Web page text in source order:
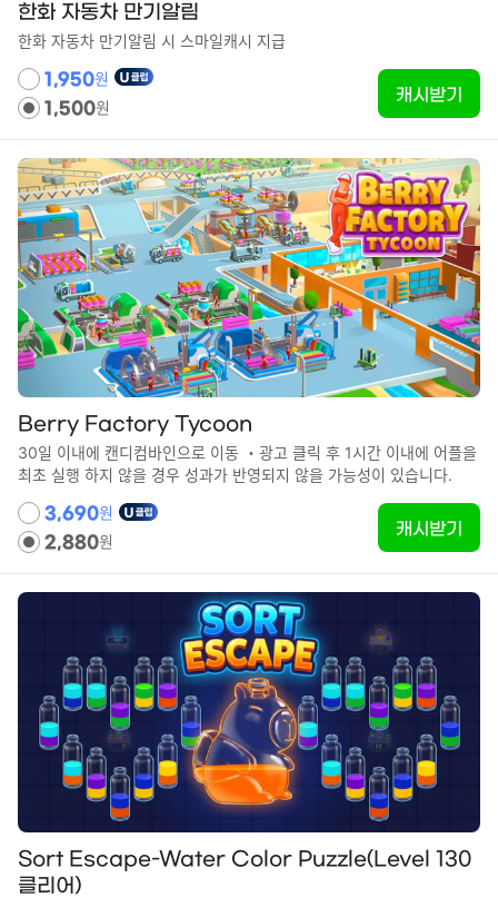
한화 자동차 만기알림
한화 자동차 만기알림 시 스마일캐시 지급
1,950원
1,500원
캐시받기
Berry Factory Tycoon
30일 이내에 캔디컴바인으로 이동 ・광고 클릭 후 1시간 이내에 어플을
최초 실행 하지 않을 경우 성과가 반영되지 않을 가능성이 있습니다.
3,690원
2,880원
캐시받기
Sort Escape-Water Color Puzzle(Level 130
클리어)